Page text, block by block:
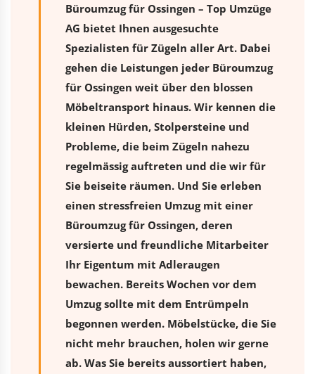
Büroumzug für Ossingen – Top Umzüge
AG bietet Ihnen ausgesuchte
Spezialisten für Zügeln aller Art. Dabei
gehen die Leistungen jeder Büroumzug
für Ossingen weit über den blossen
Möbeltransport hinaus. Wir kennen die
kleinen Hürden, Stolpersteine und
Probleme, die beim Zügeln nahezu
regelmässig auftreten und die wir für
Sie beiseite räumen. Und Sie erleben
einen stressfreien Umzugmit einer
Büroumzug für Ossingen, deren
versierte und freundliche Mitarbeiter
Ihr Eigentum mit Adleraugen
bewachen. Bereits Wochen vor dem
Umzug sollte mit dem Entrümpeln
begonnen werden. Möbelstücke, die Sie
nicht mehr brauchen, holen wir gerne
ab. Was Sie bereits aussortiert haben,